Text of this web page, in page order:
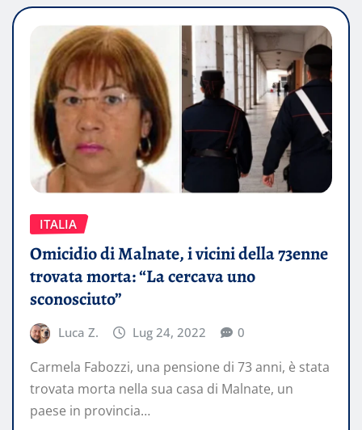
ITALIA
Omicidio di Malnate, i vicini della 73enne
trovata morta: “La cercava uno
sconosciuto”
Luca Z. Lug 24, 2022 0
Carmela Fabozzi, una pensione di 73 anni, è stata
trovata morta nella sua casa di Malnate, un
paese in provincia…